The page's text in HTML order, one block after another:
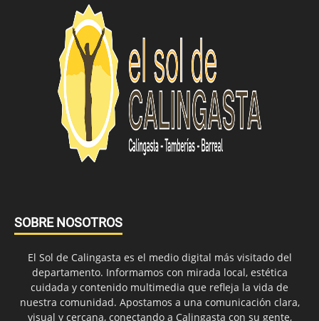
SOBRE NOSOTROS
El Sol de Calingasta es el medio digital más visitado del
departamento. Informamos con mirada local, estética
cuidada y contenido multimedia que refleja la vida de
nuestra comunidad. Apostamos a una comunicación clara,